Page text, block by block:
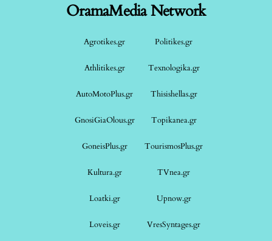
OramaMedia Network
Agrotikes.gr Politikes.gr
Athlitikes.gr Texnologika.gr
AutoMotoPlus.gr Thisishellas.gr
GnosiGiaOlous.gr Topikanea.gr
GoneisPlus.gr TourismosPlus.gr
Kultura.gr TVnea.gr
Loatki.gr Upnow.gr
Loveis.gr VresSyntages.gr